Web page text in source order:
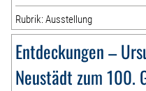
Rubrik: Ausstellung
Entdeckungen –
Neustädt zum 100.